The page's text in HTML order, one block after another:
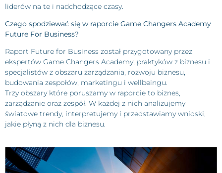
liderów na te i nadchodzące czasy.
Czego spodziewać się w raporcie Game Changers Academy
Future For Business?
Raport Future for Business został przygotowany przez
ekspertów Game Changers Academy, praktyków z biznesu i
specjalistów z obszaru zarządzania, rozwoju biznesu,
budowania zespołów, marketingu i wellbeingu.
Trzy obszary które poruszamy w raporcie to biznes,
zarządzanie oraz zespół. W każdej z nich analizujemy
światowe trendy, interpretujemy i przedstawiamy wnioski,
jakie płyną z nich dla biznesu.